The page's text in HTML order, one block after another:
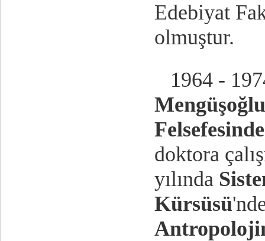
Edebiyat
olmuştur.
1964 -
Mengüşoğlu
doktora
yılında
Kürsüsü